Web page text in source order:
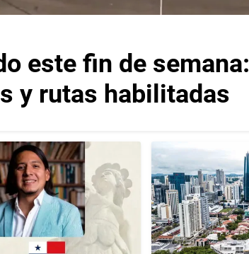
este fin de semana:
y rutas habilitadas